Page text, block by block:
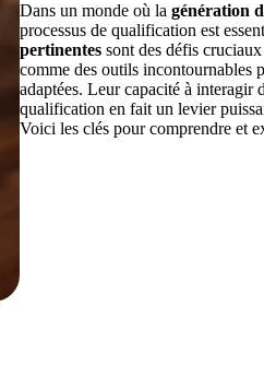
Dans un monde où la génération
processus de qualification est
pertinentes sont des défis
comme des outils incontournables
adaptées. Leur capacité à interagir
qualification en fait un levier
Voici les clés pour comprendre et